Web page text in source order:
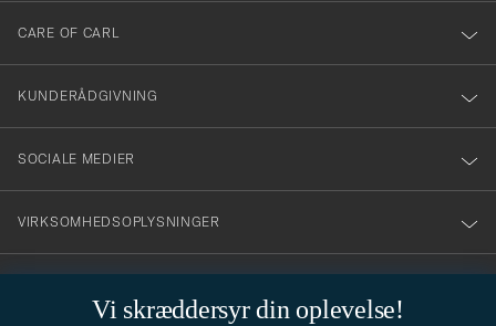
Vi skræddersyr din oplevelse!
till
vårt
nyhetsbrev!
CARE OF CARL
KUNDERÅDGIVNING
SOCIALE MEDIER
VIRKSOMHEDSOPLYSNINGER